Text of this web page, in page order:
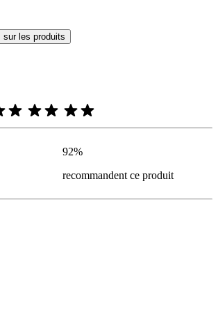
gérées par Bazaarvoice et sont conformes à la
sous forme d'évaluations de produits
sur les produits
92%
recommandent ce produit